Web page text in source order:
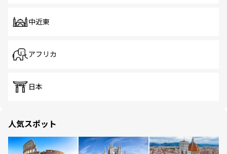
中近東
アフリカ
日本
人気スポット